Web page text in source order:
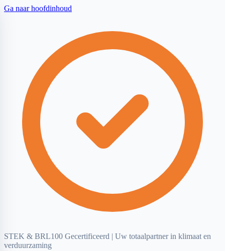
Ga naar hoofdinhoud
STEK & BRL100 Gecertificeerd | Uw totaalpartner in klimaat en
verduurzaming